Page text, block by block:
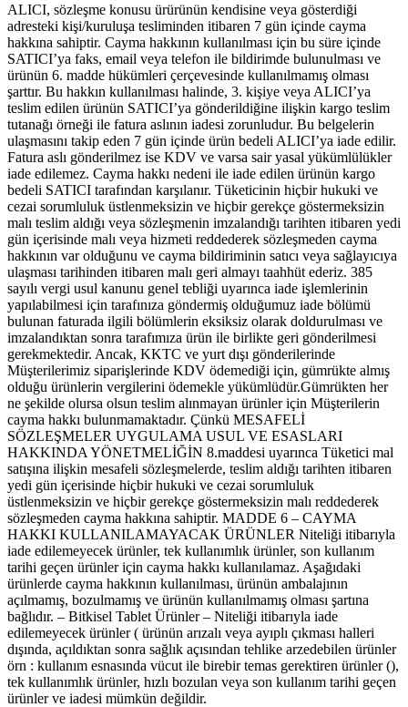
ALICI, sözleşme konusu ürürünün kendisine veya gösterdiği
adresteki kişi/kuruluşa tesliminden itibaren 7 gün içinde cayma
hakkına sahiptir. Cayma hakkının kullanılması için bu süre içinde
SATICI’ya faks, email veya telefon ile bildirimde bulunulması ve
ürünün 6. madde hükümleri çerçevesinde kullanılmamış olması
şarttır. Bu hakkın kullanılması halinde, 3. kişiye veya ALICI’ya
teslim edilen ürünün SATICI’ya gönderildiğine ilişkin kargo teslim
tutanağı örneği ile fatura aslının iadesi zorunludur. Bu belgelerin
ulaşmasını takip eden 7 gün içinde ürün bedeli ALICI’ya iade edilir.
Fatura aslı gönderilmez ise KDV ve varsa sair yasal yükümlülükler
iade edilemez. Cayma hakkı nedeni ile iade edilen ürünün kargo
bedeli SATICI tarafından karşılanır. Tüketicinin hiçbir hukuki ve
cezai sorumluluk üstlenmeksizin ve hiçbir gerekçe göstermeksizin
malı teslim aldığı veya sözleşmenin imzalandığı tarihten itibaren yedi
gün içerisinde malı veya hizmeti reddederek sözleşmeden cayma
hakkının var olduğunu ve cayma bildiriminin satıcı veya sağlayıcıya
ulaşması tarihinden itibaren malı geri almayı taahhüt ederiz. 385
sayılı vergi usul kanunu genel tebliği uyarınca iade işlemlerinin
yapılabilmesi için tarafınıza göndermiş olduğumuz iade bölümü
bulunan faturada ilgili bölümlerin eksiksiz olarak doldurulması ve
imzalandıktan sonra tarafımıza ürün ile birlikte geri gönderilmesi
gerekmektedir. Ancak, KKTC ve yurt dışı gönderilerinde
Müşterilerimiz siparişlerinde KDV ödemediği için, gümrükte almış
olduğu ürünlerin vergilerini ödemekle yükümlüdür.Gümrükten her
ne şekilde olursa olsun teslim alınmayan ürünler için Müşterilerin
cayma hakkı bulunmamaktadır. Çünkü MESAFELİ
SÖZLEŞMELER UYGULAMA USUL VE ESASLARI
HAKKINDA YÖNETMELİĞİN 8.maddesi uyarınca Tüketici mal
satışına ilişkin mesafeli sözleşmelerde, teslim aldığı tarihten itibaren
yedi gün içerisinde hiçbir hukuki ve cezai sorumluluk
üstlenmeksizin ve hiçbir gerekçe göstermeksizin malı reddederek
sözleşmeden cayma hakkına sahiptir. MADDE 6 – CAYMA
HAKKI KULLANILAMAYACAK ÜRÜNLER Niteliği itibarıyla
iade edilemeyecek ürünler, tek kullanımlık ürünler, son kullanım
tarihi geçen ürünler için cayma hakkı kullanılamaz. Aşağıdaki
ürünlerde cayma hakkının kullanılması, ürünün ambalajının
açılmamış, bozulmamış ve ürünün kullanılmamış olması şartına
bağlıdır. – Bitkisel Tablet Ürünler – Niteliği itibarıyla iade
edilemeyecek ürünler ( ürünün arızalı veya ayıplı çıkması halleri
dışında, açıldıktan sonra sağlık açısından tehlike arzedebilen ürünler
örn : kullanım esnasında vücut ile birebir temas gerektiren ürünler (),
tek kullanımlık ürünler, hızlı bozulan veya son kullanım tarihi geçen
ürünler ve iadesi mümkün değildir.